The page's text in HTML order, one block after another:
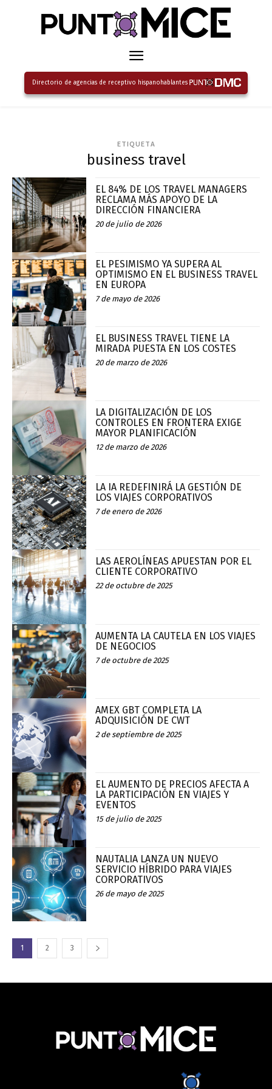
Directorio de agencias de receptivo hispanohablantes
ETIQUETA
business travel
EL 84% DE LOS TRAVEL MANAGERS
RECLAMA MÁS APOYO DE LA
DIRECCIÓN FINANCIERA
20 de julio de 2026
EL PESIMISMO YA SUPERA AL
OPTIMISMO EN EL BUSINESS TRAVEL
EN EUROPA
7 de mayo de 2026
EL BUSINESS TRAVEL TIENE LA
MIRADA PUESTA EN LOS COSTES
20 de marzo de 2026
LA DIGITALIZACIÓN DE LOS
CONTROLES EN FRONTERA EXIGE
MAYOR PLANIFICACIÓN
12 de marzo de 2026
LA IA REDEFINIRÁ LA GESTIÓN DE
LOS VIAJES CORPORATIVOS
7 de enero de 2026
LAS AEROLÍNEAS APUESTAN POR EL
CLIENTE CORPORATIVO
22 de octubre de 2025
AUMENTA LA CAUTELA EN LOS VIAJES
DE NEGOCIOS
7 de octubre de 2025
AMEX GBT COMPLETA LA
ADQUISICIÓN DE CWT
2 de septiembre de 2025
EL AUMENTO DE PRECIOS AFECTA A
LA PARTICIPACIÓN EN VIAJES Y
EVENTOS
15 de julio de 2025
NAUTALIA LANZA UN NUEVO
SERVICIO HÍBRIDO PARA VIAJES
CORPORATIVOS
26 de mayo de 2025
1 2 3